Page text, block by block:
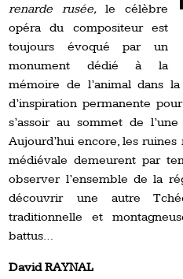
renarde rusée, le célèbre
opéra du compositeur est
toujours évoqué par un
monument dédié à la
mémoire de l’animal dans
d’inspiration permanente
s’assoir au sommet de
Aujourd’hui encore, les
médiévale demeurent par
observer l’ensemble de la
découvrir une autre
traditionnelle et
battus…
David RAYNAL